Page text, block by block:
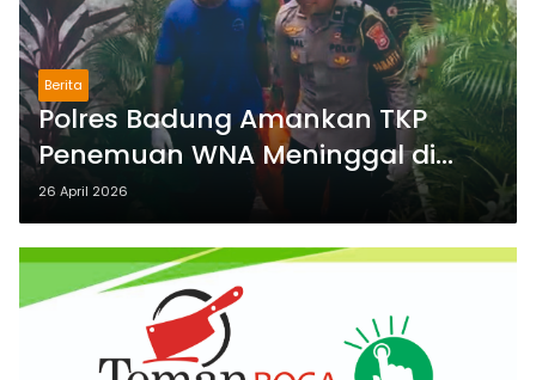
Berita
Polres Badung Amankan TKP
Penemuan WNA Meninggal di
Villa Kuta Utara, Penyebab Belum
Pasti
26 April 2026